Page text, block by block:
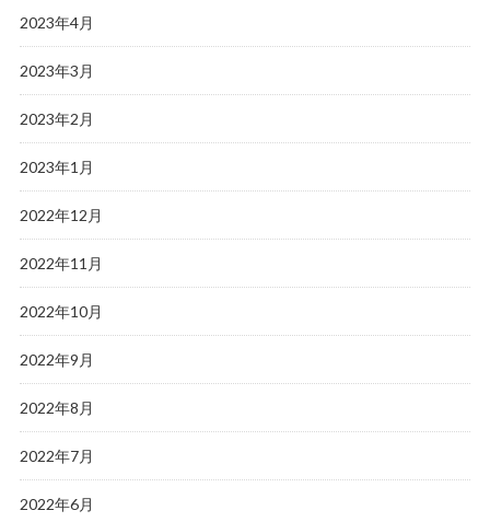
2023年4月
2023年3月
2023年2月
2023年1月
2022年12月
2022年11月
2022年10月
2022年9月
2022年8月
2022年7月
2022年6月